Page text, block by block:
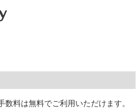
数料は無料でご利用いただけます。